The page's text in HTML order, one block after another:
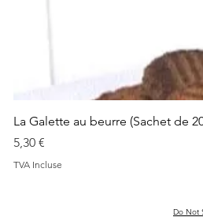
La Galette au beurre (Sachet de
Prix
5,30 €
TVA Incluse
Do Not